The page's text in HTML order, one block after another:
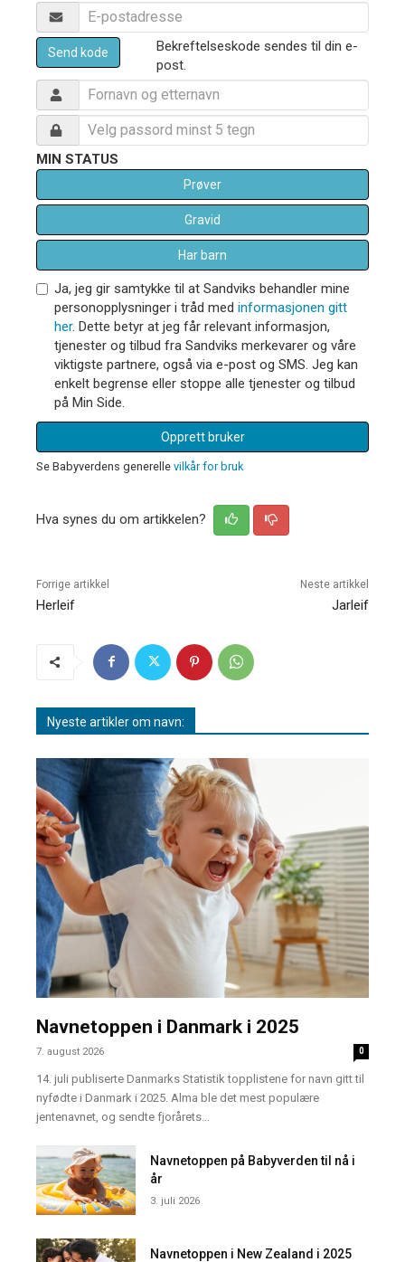
Send kode
Bekreftelseskode sendes til din e-
post.
MIN STATUS
Prøver
Gravid
Har barn
Ja, jeg gir samtykke til at Sandviks behandler mine
personopplysninger i tråd med informasjonen gitt
her. Dette betyr at jeg får relevant informasjon,
tjenester og tilbud fra Sandviks merkevarer og våre
viktigste partnere, også via e-post og SMS. Jeg kan
enkelt begrense eller stoppe alle tjenester og tilbud
på Min Side.
Opprett bruker
Se Babyverdens generelle vilkår for bruk
Hva synes du om artikkelen?
Forrige artikkel
Herleif
Neste artikkel
Jarleif
Nyeste artikler om navn:
Navnetoppen i Danmark i 2025
7. august 2026 0
14. juli publiserte Danmarks Statistik topplistene for navn gitt til
nyfødte i Danmark i 2025. Alma ble det mest populære
jentenavnet, og sendte fjorårets...
Navnetoppen på Babyverden til nå i
år
3. juli 2026
Navnetoppen i New Zealand i 2025